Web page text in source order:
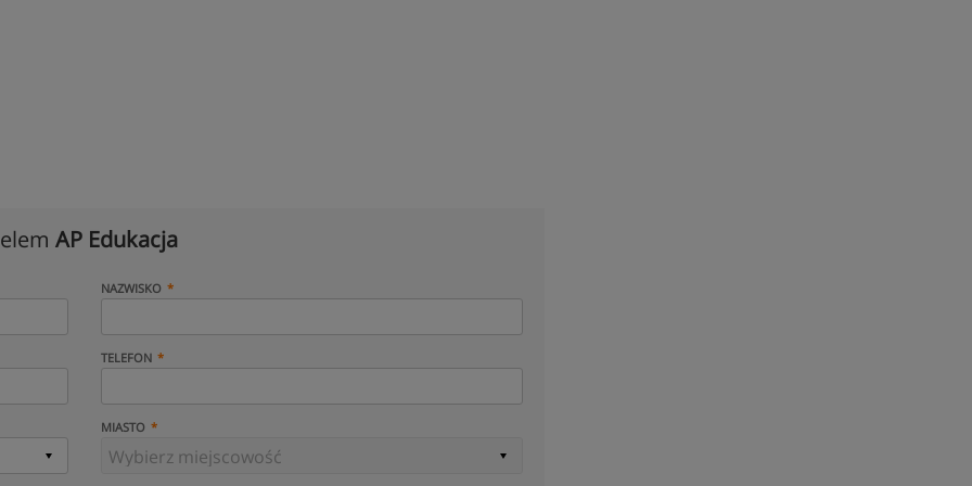
AP Edukacja
NAZWISKO
TELEFON
MIASTO